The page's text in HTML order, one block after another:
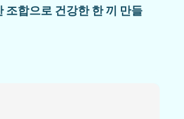
조합으로 건강한 한 끼 만들